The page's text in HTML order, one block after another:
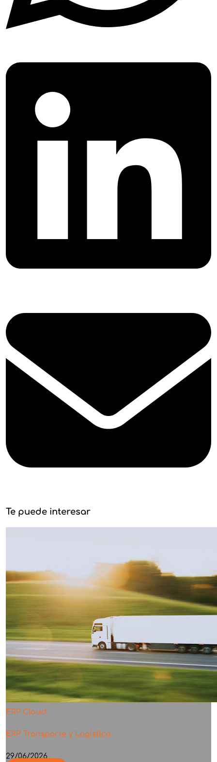
Te puede interesar
ERP Cloud
ERP Transporte y Logística
29/06/2026